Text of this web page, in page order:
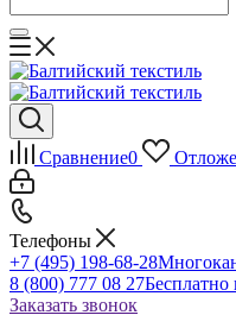
Сравнение0
Телефоны
+7 (495) 198-68-28
8 (800) 777 08 27Бесплатно
Заказать звонок